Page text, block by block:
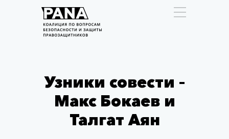
Узники совести –
Макс Бокаев и
Талгат Аян